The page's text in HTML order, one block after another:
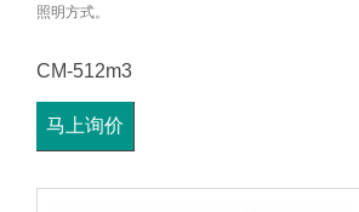
照明方式。
CM-512m3
马上询价